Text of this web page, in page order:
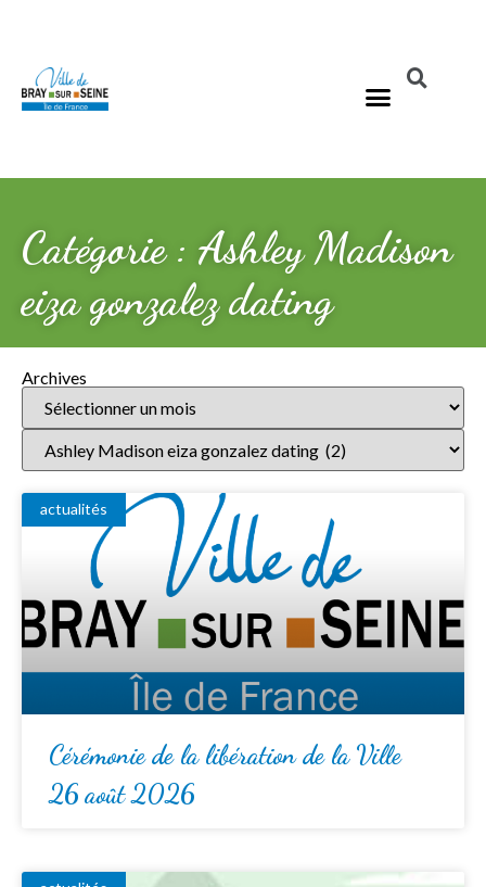
Catégorie : Ashley Madison
eiza gonzalez dating
Archives
actualités
Cérémonie de la libération de la Ville
26 août 2026